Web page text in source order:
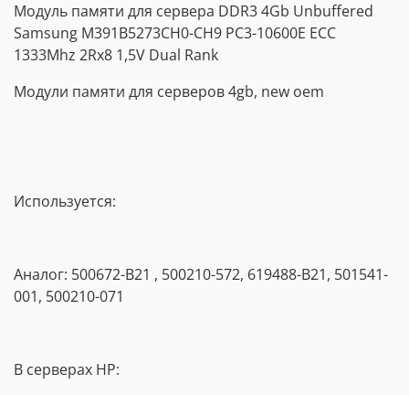
Модуль памяти для сервера DDR3 4Gb Unbuffered
Samsung M391B5273CH0-CH9 PC3-10600E ECC
1333Mhz 2Rx8 1,5V Dual Rank
Модули памяти для серверов 4gb, new oem
Используется:
Аналог: 500672-B21 , 500210-572, 619488-B21, 501541-
001, 500210-071
В серверах HP: